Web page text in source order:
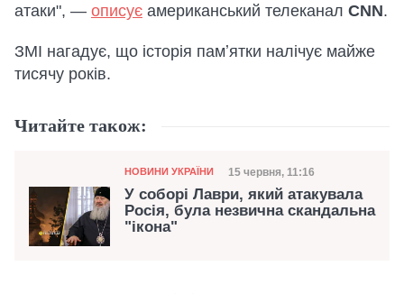
атаки", — описує американський телеканал CNN.
ЗМІ нагадує, що історія памʼятки налічує майже
тисячу років.
Читайте також:
Категорія
НОВИНИ УКРАЇНИ Дата публікації
15 червня, 11:16
У соборі Лаври, який атакувала
Росія, була незвична скандальна
"ікона"